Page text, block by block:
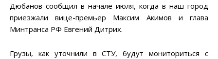
Дюбанов сообщил в начале июля, когда в наш город
приезжали вице-премьер Максим Акимов и глава
Минтранса РФ Евгений Дитрих.
Грузы, как уточнили в СТУ, будут мониториться с